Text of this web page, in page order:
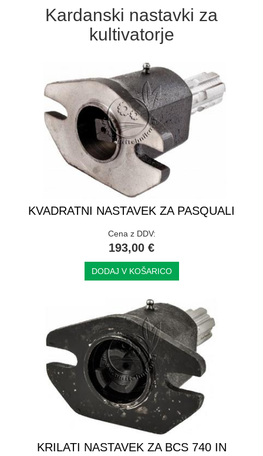
Kardanski nastavki za
kultivatorje
KVADRATNI NASTAVEK ZA PASQUALI
Cena z DDV:
193,00 €
DODAJ V KOŠARICO
KRILATI NASTAVEK ZA BCS 740 IN